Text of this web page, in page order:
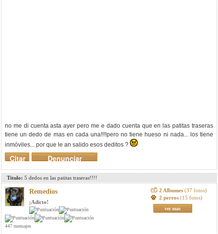
no me di cuenta asta ayer pero me e dado cuenta que en las patitas traseras
tiene un dedo de mas en cada una!!!!pero no tiene hueso ni nada... los tiene
inmóviles... por que le an salido esos deditos ?
Denunciar
mensaje
Citar
Titulo: 5 dedos en las patitas traseras!!!!
Remedios
¡Adicto!
447 mensajes
2 Albumes (37 fotos)
2 perros (15 fotos)
ver mas